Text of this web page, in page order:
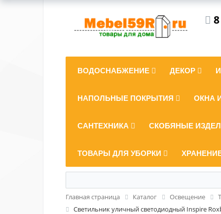
ВОДОСНАБЖЕНИЕ ДЕКОР
НАПОЛЬНЫЕ ПОКРЫТИЯ ОКНА
САНТЕХНИКА СКОБЯНЫЕ
ТОВАРЫ ДЛЯ УБОРКИ
Главная страница Каталог Освещение
Светильник уличный светодиодный Inspire